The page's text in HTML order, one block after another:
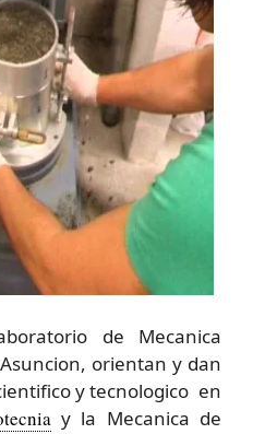
de Mecanica
orientan y dan
y tecnologico en
y la Mecanica de